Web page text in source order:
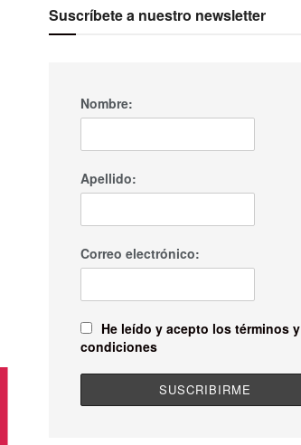
Suscríbete a nuestro newsletter
Nombre:
Apellido:
Correo electrónico:
He leído y acepto los términos y
condiciones